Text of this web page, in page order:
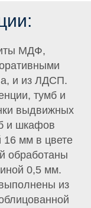
МДФ,
и из ЛДСП.
тумб и
выдвижных
и шкафов
мм в цвете
обработаны
0,5 мм.
из